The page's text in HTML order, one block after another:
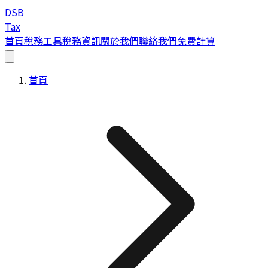
DSB
Tax
首頁稅務工具稅務資訊關於我們聯絡我們免費計算
首頁